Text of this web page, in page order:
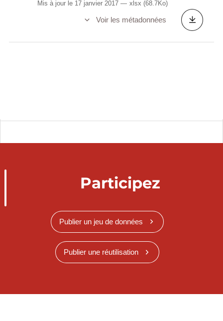
Mis à jour le 17 janvier 2017 xlsx (68.7Ko)
Voir les métadonnées
Participez
Publier un jeu de données
Publier une réutilisation